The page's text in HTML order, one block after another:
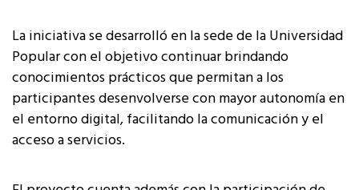
La iniciativa se desarrolló en la sede de la Universidad
Popular con el objetivo continuar brindando
conocimientos prácticos que permitan a los
participantes desenvolverse con mayor autonomía en
el entorno digital, facilitando la comunicación y el
acceso a servicios.